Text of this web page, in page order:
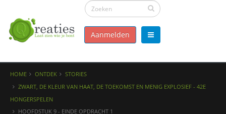
Aanmelden
HOME ONTDEK
STORIES
ZWART, DE KLEUR VAN HAAT, DE TOEKOMST EN MENIG EXPLOSIEF - 42E
HONGERSPELEN
HOOFDSTUK 9 - EINDE OPDRACHT 1